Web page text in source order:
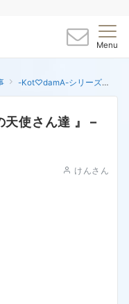
Menu
-Kot♡damA-シリーズ
使さん達 』 –
けんさん